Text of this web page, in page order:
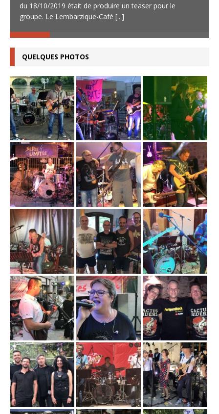
du 18/10/2019 était de produire un teaser pour le
groupe. Le Lembarzique-Café [...]
QUELQUES PHOTOS